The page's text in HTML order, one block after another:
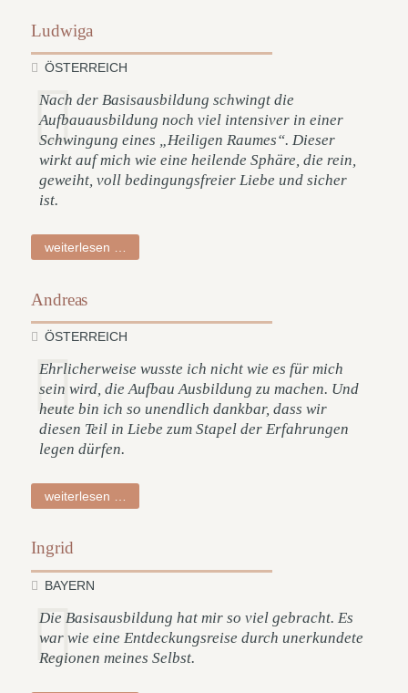
Ludwiga
ÖSTERREICH
Nach der Basisausbildung schwingt die
Aufbauausbildung noch viel intensiver in einer
Schwingung eines „Heiligen Raumes“. Dieser
wirkt auf mich wie eine heilende Sphäre, die rein,
geweiht, voll bedingungsfreier Liebe und sicher
ist.
weiterlesen …
Andreas
ÖSTERREICH
Ehrlicherweise wusste ich nicht wie es für mich
sein wird, die Aufbau Ausbildung zu machen. Und
heute bin ich so unendlich dankbar, dass wir
diesen Teil in Liebe zum Stapel der Erfahrungen
legen dürfen.
weiterlesen …
Ingrid
BAYERN
Die Basisausbildung hat mir so viel gebracht. Es
war wie eine Entdeckungsreise durch unerkundete
Regionen meines Selbst.